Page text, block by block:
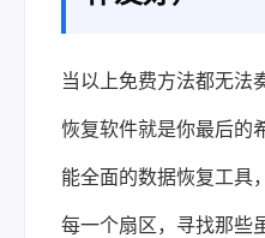
当以上免费方法都无法
恢复软件就是你最后的
能全面的数据恢复工具
每一个扇区，寻找那些